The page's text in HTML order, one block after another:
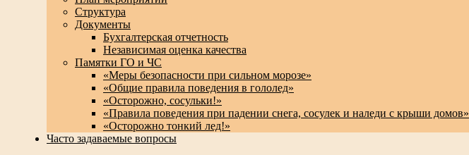
Структура
Документы
Бухгалтерская отчетность
Независимая оценка качества
Памятки ГО и ЧС
«Меры безопасности при сильном морозе»
«Общие правила поведения в гололед»
«Осторожно, сосульки!»
«Правила поведения при падении снега, сосулек и наледи с крыши домов»
«Осторожно тонкий лед!»
Часто задаваемые вопросы